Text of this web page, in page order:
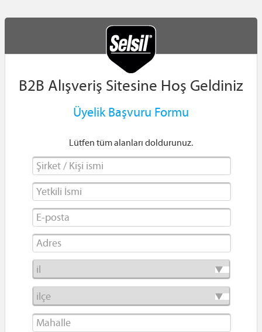
B2B Alışveriş Sitesine Hoş Geldiniz
Üyelik Başvuru Formu
Lütfen tüm alanları doldurunuz.